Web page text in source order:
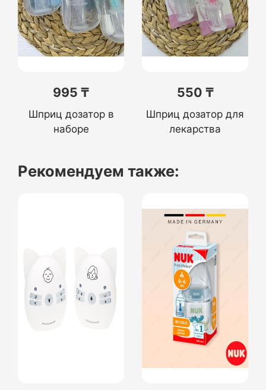
995 ₸
Шприц дозатор в
наборе
550 ₸
Шприц дозатор для
лекарства
Рекомендуем также: